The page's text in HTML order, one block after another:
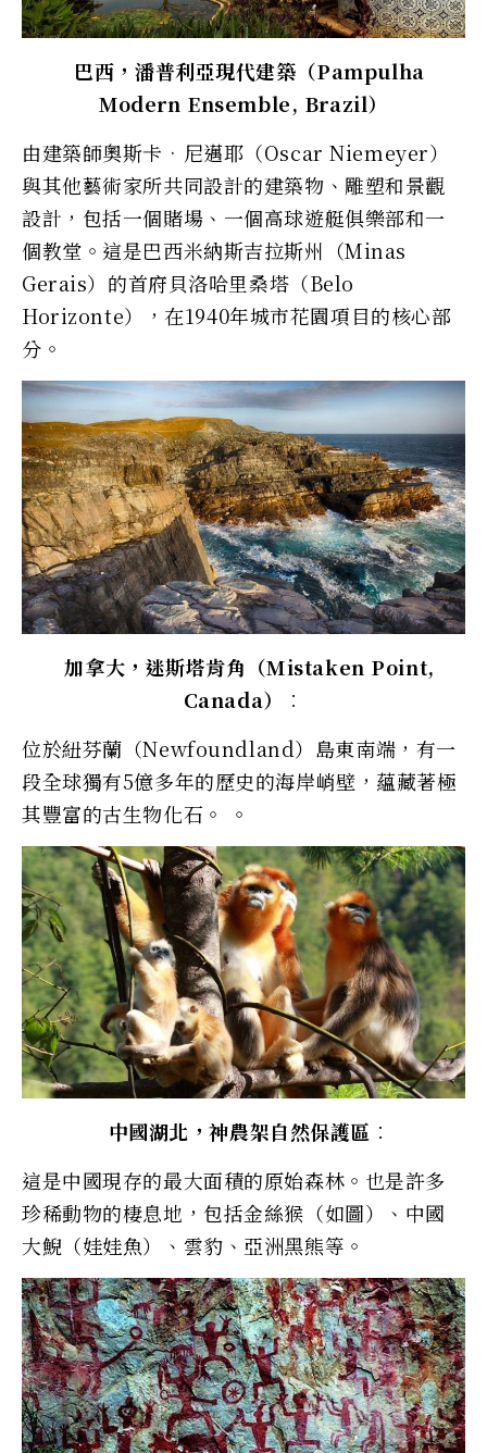
巴西，潘普利亞現代建築（Pampulha
Modern Ensemble, Brazil）
由建築師奧斯卡•尼邁耶（Oscar Niemeyer）
與其他藝術家所共同設計的建築物、雕塑和景觀
設計，包括一個賭場、一個高球遊艇俱樂部和一
個教堂。這是巴西米納斯吉拉斯州（Minas
Gerais）的首府貝洛哈里桑塔（Belo
Horizonte），在1940年城市花園項目的核心部
分。
加拿大，迷斯塔肯角（Mistaken Point,
Canada）
︰
位於紐芬蘭（Newfoundland）島東南端，有一
段全球獨有5億多年的歷史的海岸峭壁，蘊藏著極
其豐富的古生物化石。 。
中國湖北，神農架自然保護區︰
這是中國現存的最大面積的原始森林。也是許多
珍稀動物的棲息地，包括金絲猴（如圖）、中國
大鯢（娃娃魚）、雲豹、亞洲黑熊等。